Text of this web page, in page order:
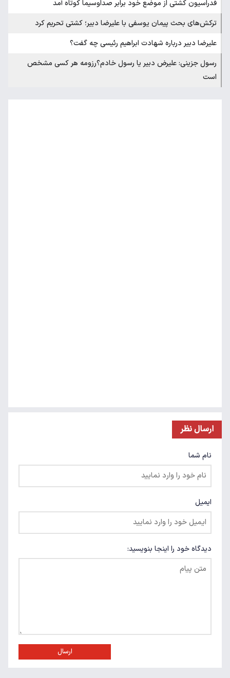
فدراسیون کشتی از موضع خود برابر صداوسیما کوتاه آمد
ترکش‌های بحث پیمان یوسفی با علیرضا دبیر؛ کشتی تحریم کرد
علیرضا دبیر درباره شهادت ابراهیم رئیسی چه گفت؟
رسول جزینی: علیرض دبیر یا رسول خادم؟رزومه هر کسی مشخص
است
ارسال نظر
نام شما
ایمیل
دیدگاه خود را اینجا بنویسید:
ارسال